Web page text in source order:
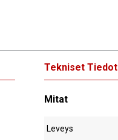
Tekniset Tiedot
Mitat
Leveys